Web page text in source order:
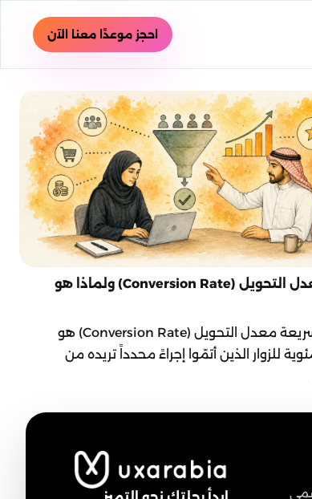
احجز موعدًا معنا الآن
ما هو معدل التحويل (Conversion Rate) ولماذا هو
إجابة سريعة معدل التحويل (Conversion Rate) هو
للزوار الذين أتمّوا إجراءً محدداً تريده من